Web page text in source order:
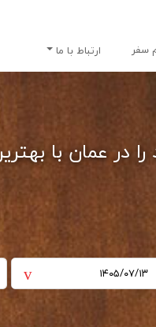
سفر ارتباط با ما
در عمان با